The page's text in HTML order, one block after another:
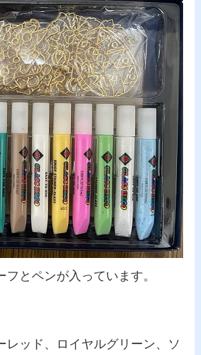
フとペンが入っています。
レッド、ロイヤルグリーン、ソ